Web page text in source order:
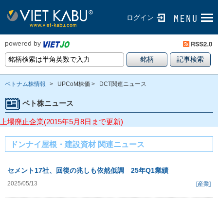
ログイン
powered by
ベトナム株情報 > UPCoM株価 > DCT関連ニュース
ベト株ニュース
上場廃止企業(2015年5月8日まで更新)
ドンナイ屋根・建設資材 関連ニュース
セメント17社、回復の兆しも依然低調 25年Q1業績
2025/05/13 [産業]